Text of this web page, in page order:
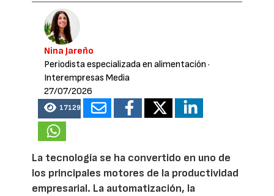
Nina Jareño
Periodista especializada en alimentación ·
Interempresas Media
27/07/2026
17129
La tecnología se ha convertido en uno de
los principales motores de la productividad
empresarial. La automatización, la